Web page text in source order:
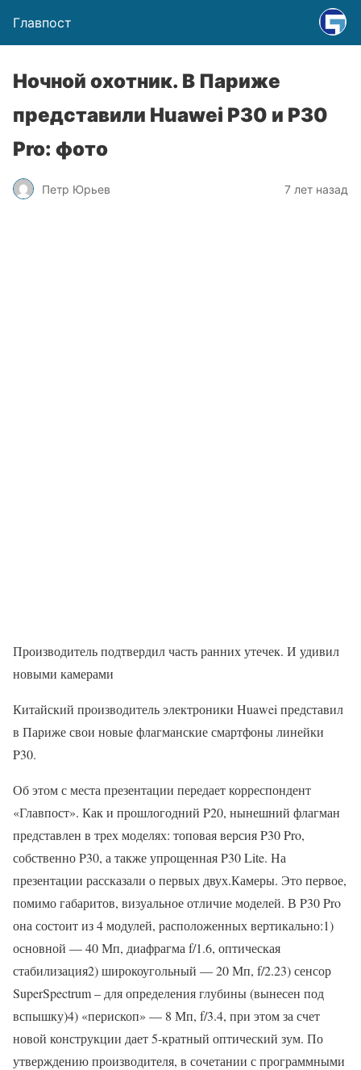
Главпост
Ночной охотник. В Париже
представили Huawei P30 и P30
Pro: фото
Петр Юрьев 7 лет назад
Производитель подтвердил часть ранних утечек. И удивил
новыми камерами
Китайский производитель электроники Huawei представил
в Париже свои новые флагманские смартфоны линейки
P30.
Об этом с места презентации передает корреспондент
«Главпост». Как и прошлогодний P20, нынешний флагман
представлен в трех моделях: топовая версия P30 Pro,
собственно P30, а также упрощенная P30 Lite. На
презентации рассказали о первых двух.Камеры. Это первое,
помимо габаритов, визуальное отличие моделей. В P30 Pro
она состоит из 4 модулей, расположенных вертикально:1)
основной — 40 Мп, диафрагма f/1.6, оптическая
стабилизация2) широкоугольный — 20 Мп, f/2.23) сенсор
SuperSpectrum – для определения глубины (вынесен под
вспышку)4) «перископ» — 8 Мп, f/3.4, при этом за счет
новой конструкции дает 5-кратный оптический зум. По
утверждению производителя, в сочетании с программными